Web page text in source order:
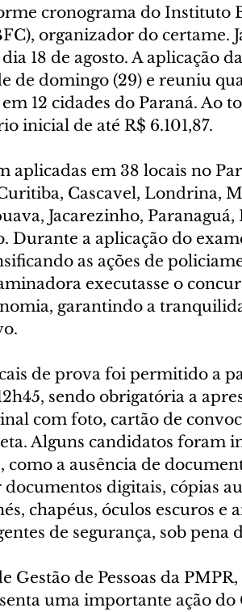
cronograma do Instituto
organizador do certame.
18 de agosto. A aplicação
de domingo (29) e reuniu
12 cidades do Paraná. Ao
inicial de até R$ 6.101,87.
aplicadas em 38 locais no
Cascavel, Londrina,
Jacarezinho,
Durante a aplicação do
as ações de
executasse o
garantindo a
de prova foi permitido a
sendo obrigatória a
com foto, cartão de
Alguns candidatos foram
como a ausência de
digitais, cópias
chapéus, óculos escuros e
de segurança, sob pena
Gestão de Pessoas da
uma importante ação do